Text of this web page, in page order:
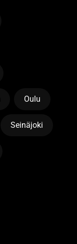
Oulu
Seinäjoki